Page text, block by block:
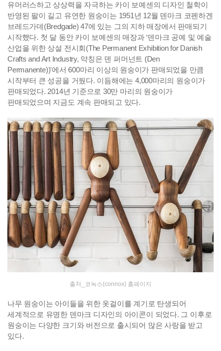
유머러스하고 상상력을 자극하는 카이 보예센의 디자인 철학이
반영된 팔이 길고 유연한 원숭이는 1951년 12월 덴마크 코펜하겐
브레드가데(Bredgade) 47에 있는 그의 지하 매장에서 판매되기
시작했다. 첫 달 동안 카이 보예센의 매장과 ‘덴마크 공예 및 예술
산업을 위한 상설 전시회(The Permanent Exhibition for Danish
Crafts and Art Industry, 약칭은 덴 퍼머넌트 (Den
Permanente))'에서 600마리 이상의 원숭이가 판매되었을 만큼
시작부터 큰 성공을 거뒀다. 이듬해에는 4,000마리의 원숭이가
판매되었다. 2014년 기준으로 30만 마리의 원숭이가
판매되었으며 지금도 계속 판매되고 있다.
출처_코녹스(connox) 홈페이지
나무 원숭이는 아이들을 위한 옷걸이를 계기로 탄생되어
세계적으로 유명한 덴마크 디자인의 아이콘이 되었다. 그 이후로
원숭이는 다양한 크기와 버전으로 출시되어 많은 사랑을 받고
있다.